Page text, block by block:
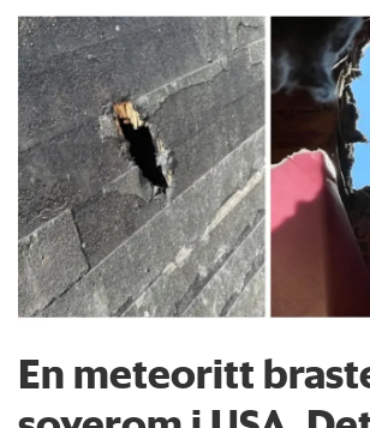
En meteoritt